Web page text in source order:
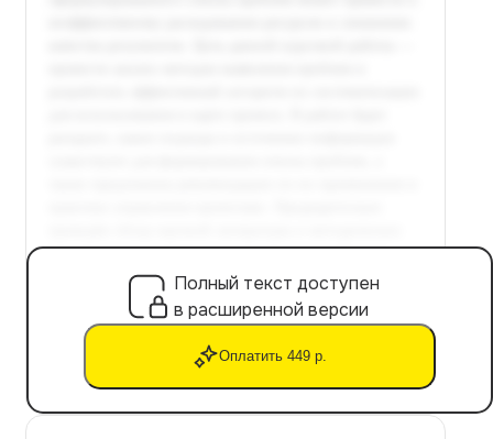
Полный текст доступен
в расширенной версии
Оплатить 449 р.